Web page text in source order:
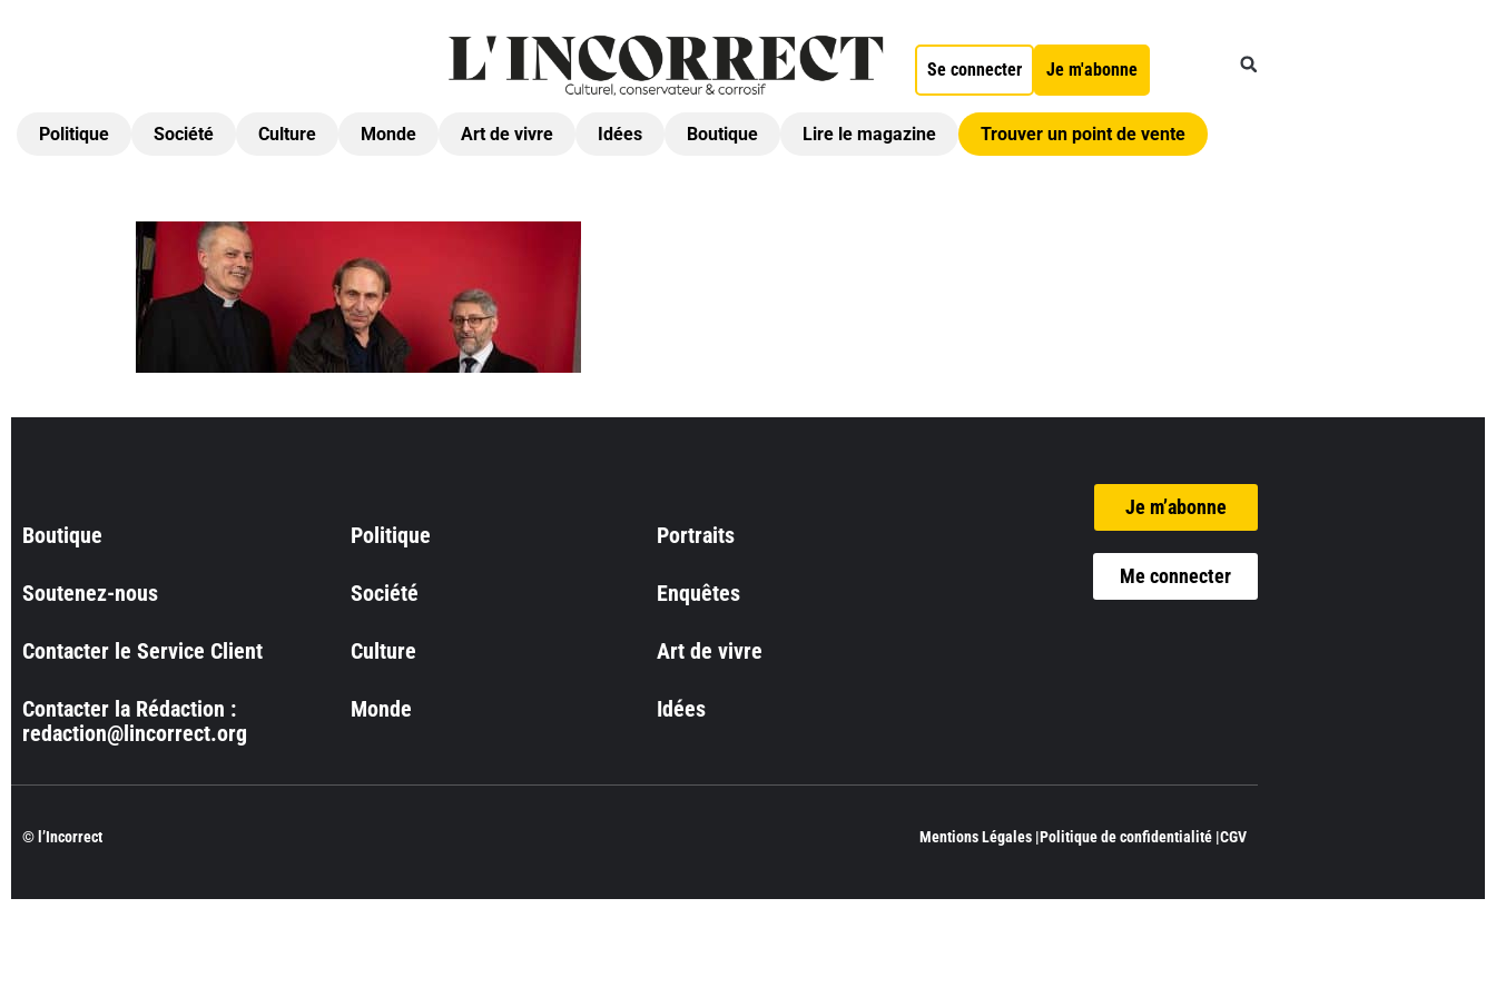
Se connecter Je m'abonne
Politique Société Culture Monde Art de vivre Idées Boutique Lire le magazine Trouver un point de vente
Boutique
Soutenez-nous
Contacter le Service Client
Contacter la Rédaction :
redaction@lincorrect.org
Politique
Société
Culture
Monde
Portraits
Enquêtes
Art de vivre
Idées
Je m’abonne
Me connecter
© l’Incorrect Mentions Légales |Politique de confidentialité |CGV